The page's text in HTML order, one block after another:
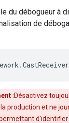
du débogueur à
de
:Désactivez
production et ne